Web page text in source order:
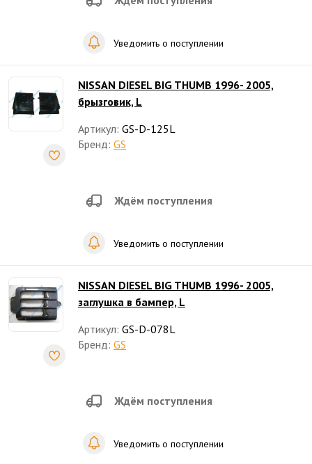
Уведомить о поступлении
NISSAN DIESEL BIG THUMB 1996- 2005,
брызговик, L
Артикул: GS-D-125L
Бренд: GS
Ждём поступления
Уведомить о поступлении
NISSAN DIESEL BIG THUMB 1996- 2005,
заглушка в бампер, L
Артикул: GS-D-078L
Бренд: GS
Ждём поступления
Уведомить о поступлении